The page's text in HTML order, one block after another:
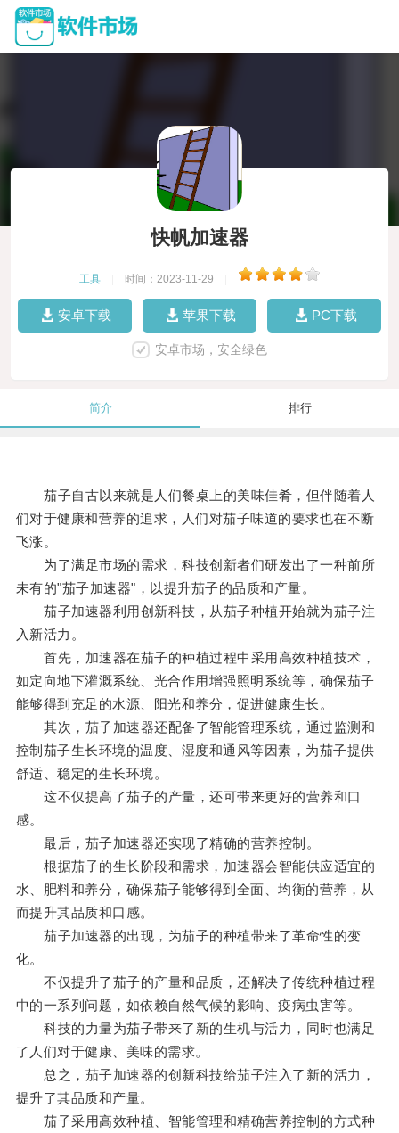
快帆加速器
工具 时间：2023-11-29
安卓下载 苹果下载 PC下载
安卓市场，安全绿色
简介 排行
茄子自古以来就是人们餐桌上的美味佳肴，但伴随着人
们对于健康和营养的追求，人们对茄子味道的要求也在不断
飞涨。
为了满足市场的需求，科技创新者们研发出了一种前所
未有的"茄子加速器"，以提升茄子的品质和产量。
茄子加速器利用创新科技，从茄子种植开始就为茄子注
入新活力。
首先，加速器在茄子的种植过程中采用高效种植技术，
如定向地下灌溉系统、光合作用增强照明系统等，确保茄子
能够得到充足的水源、阳光和养分，促进健康生长。
其次，茄子加速器还配备了智能管理系统，通过监测和
控制茄子生长环境的温度、湿度和通风等因素，为茄子提供
舒适、稳定的生长环境。
这不仅提高了茄子的产量，还可带来更好的营养和口
感。
最后，茄子加速器还实现了精确的营养控制。
根据茄子的生长阶段和需求，加速器会智能供应适宜的
水、肥料和养分，确保茄子能够得到全面、均衡的营养，从
而提升其品质和口感。
茄子加速器的出现，为茄子的种植带来了革命性的变
化。
不仅提升了茄子的产量和品质，还解决了传统种植过程
中的一系列问题，如依赖自然气候的影响、疫病虫害等。
科技的力量为茄子带来了新的生机与活力，同时也满足
了人们对于健康、美味的需求。
总之，茄子加速器的创新科技给茄子注入了新的活力，
提升了其品质和产量。
茄子采用高效种植、智能管理和精确营养控制的方式种